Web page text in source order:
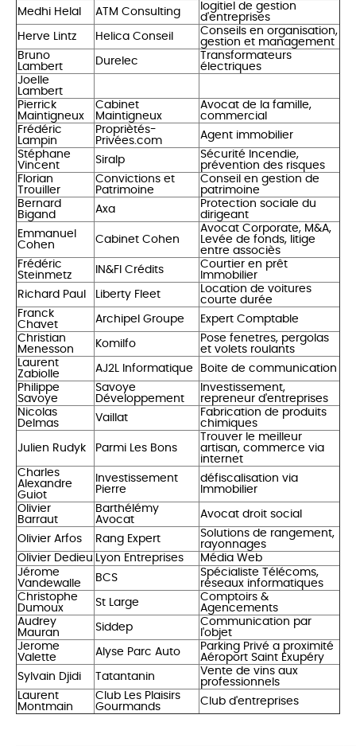
Medhi Helal
ATM Consulting
logitiel de gestion
d'entreprises
Herve Lintz
Helica Conseil
Conseils en organisation,
gestion et management
Bruno
Lambert
Durelec
Transformateurs
électriques
Joelle
Lambert
Pierrick
Maintigneux
Cabinet
Maintigneux
Avocat de la famille,
commercial
Frédéric
Lampin
Propriètés-
Privées.com
Agent immobilier
Stéphane
Vincent
Siralp
Sécurité Incendie,
prévention des risques
Florian
Trouiller
Convictions et
Patrimoine
Conseil en gestion de
patrimoine
Bernard
Bigand
Axa
Protection sociale du
dirigeant
Emmanuel
Cohen
Cabinet Cohen
Avocat Corporate, M&A,
Levée de fonds, litige
entre associès
Frédéric
Steinmetz
IN&FI Crédits
Courtier en prêt
Immobilier
Richard Paul
Liberty Fleet
Location de voitures
courte durée
Franck
Chavet
Archipel Groupe
Expert Comptable
Christian
Menesson
Komilfo
Pose fenetres, pergolas
et volets roulants
Laurent
Zabiolle
AJ2L Informatique
Boite de communication
Philippe
Savoye
Savoye
Développement
Investissement,
repreneur d'entreprises
Nicolas
Delmas
Vaillat
Fabrication de produits
chimiques
Julien Rudyk Parmi Les Bons
Trouver le meilleur
artisan, commerce via
internet
Charles
Alexandre
Guiot
Investissement
Pierre
défiscalisation via
Immobilier
Olivier
Barraut
Barthélémy
Avocat
Avocat droit social
Olivier Arfos Rang Expert
Solutions de rangement,
rayonnages
Olivier Dedieu Lyon Entreprises
Média Web
Jérome
Vandewalle
BCS
Spécialiste Télécoms,
réseaux informatiques
Christophe
Dumoux
St Large
Comptoirs &
Agencements
Audrey
Mauran
Siddep
Communication par
l'objet
Jerome
Valette
Alyse Parc Auto
Parking Privé a proximité
Aéroport Saint Exupéry
Sylvain Djidi
Tatantanin
Vente de vins aux
professionnels
Laurent
Montmain
Club Les Plaisirs
Gourmands
Club d'entreprises